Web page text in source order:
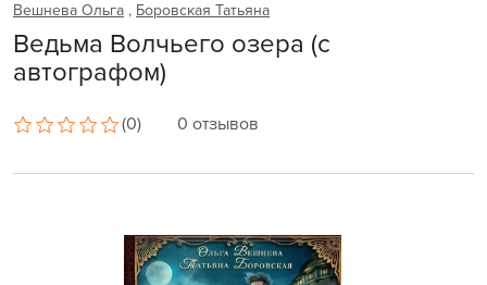
Вешнева Ольга , Боровская Татьяна
Ведьма Волчьего озера (с
автографом)
(0) 0 отзывов